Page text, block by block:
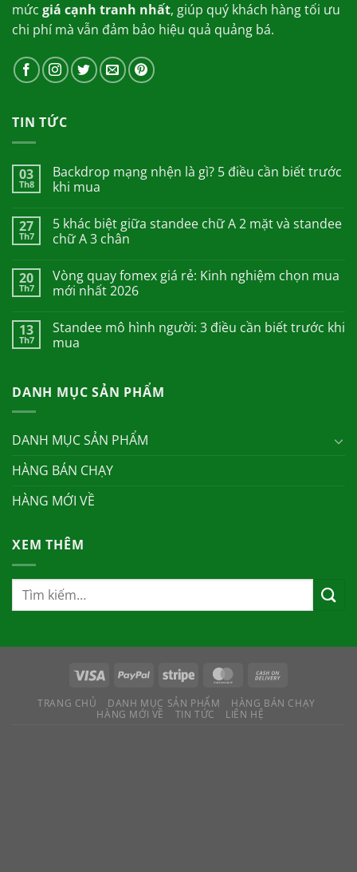
mức giá cạnh tranh nhất, giúp quý khách hàng tối ưu
chi phí mà vẫn đảm bảo hiệu quả quảng bá.
TIN TỨC
03
Th8
Backdrop mạng nhện là gì? 5 điều cần biết trước
khi mua
27
Th7
5 khác biệt giữa standee chữ A 2 mặt và standee
chữ A 3 chân
20
Th7
Vòng quay fomex giá rẻ: Kinh nghiệm chọn mua
mới nhất 2026
13
Th7
Standee mô hình người: 3 điều cần biết trước khi
mua
DANH MỤC SẢN PHẨM
DANH MỤC SẢN PHẨM
HÀNG BÁN CHẠY
HÀNG MỚI VỀ
XEM THÊM
TRANG CHỦ DANH MỤC SẢN PHẨM
HÀNG BÁN CHẠY
HÀNG MỚI VỀ
TIN TỨC LIÊN HỆ